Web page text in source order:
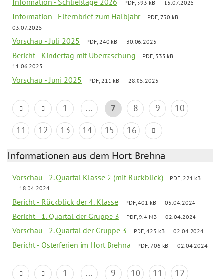
Information - Schließtage 2026 PDF, 593 kB 15.07.2025
Information - Elternbrief zum Halbjahr
PDF, 730 kB
03.07.2025
Vorschau - Juli 2025 PDF, 240 kB 30.06.2025
Bericht - Kindertag mit Überraschung
PDF, 335 kB
11.06.2025
Vorschau - Juni 2025 PDF, 211 kB 28.05.2025
1 ... 7 8 9
10
11
12 13 14 15 16
Informationen aus dem Hort Brehna
Vorschau - 2. Quartal Klasse 2 (mit Rückblick)
PDF, 221 kB
18.04.2024
Bericht - Rückblick der 4. Klasse PDF, 401 kB 05.04.2024
Bericht - 1. Quartal der Gruppe 3 PDF, 9.4 MB 02.04.2024
Vorschau - 2. Quartal der Gruppe 3 PDF, 423 kB 02.04.2024
Bericht - Osterferien im Hort Brehna PDF, 706 kB 02.04.2024
1 ... 9 10 11
12